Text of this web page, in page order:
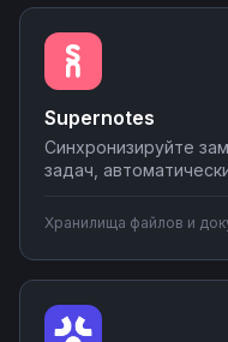
программирования.
Supernotes
Синхронизируйте
задач,
важные записи в
Настраивайте
сценарии за 5 минут.
Хранилища файлов и